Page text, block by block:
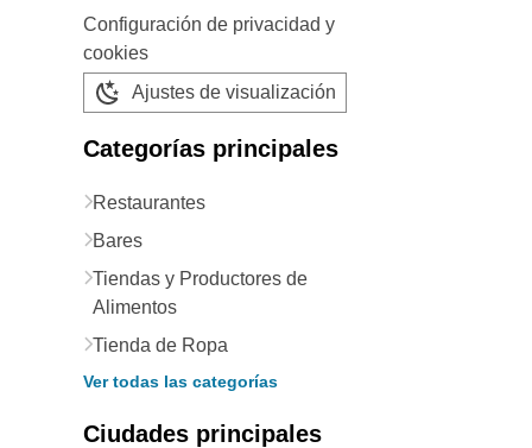
Configuración de privacidad y
cookies
Ajustes de visualización
Categorías principales
Restaurantes
Bares
Tiendas y Productores de
Alimentos
Tienda de Ropa
Ver todas las categorías
Ciudades principales